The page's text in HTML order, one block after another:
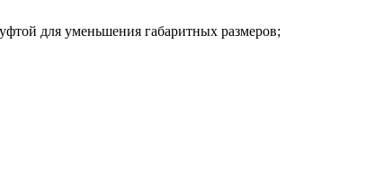
для уменьшения габаритных размеров;